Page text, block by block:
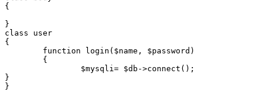
{
}
class user
{
}
}